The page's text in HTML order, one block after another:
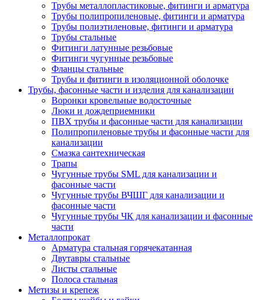
Трубы металлопластиковые, фитинги и арматура
Трубы полипропиленовые, фитинги и арматура
Трубы полиэтиленовые, фитинги и арматура
Трубы стальные
Фитинги латунные резьбовые
Фитинги чугунные резьбовые
Фланцы стальные
Трубы и фитинги в изоляционной оболочке
Трубы, фасонные части и изделия для канализации
Воронки кровельные водосточные
Люки и дождеприемники
ПВХ трубы и фасонные части для канализации
Полипропиленовые трубы и фасонные части для
канализации
Смазка сантехническая
Трапы
Чугунные трубы SML для канализации и
фасонные части
Чугунные трубы ВЧШГ для канализации и
фасонные части
Чугунные трубы ЧК для канализации и фасонные
части
Металлопрокат
Арматура стальная горячекатанная
Двутавры стальные
Листы стальные
Полоса стальная
Метизы и крепеж